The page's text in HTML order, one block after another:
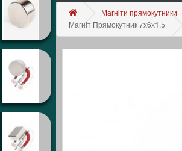
Магніти прямокутники
Магніт Прямокутник 7х6х1,5